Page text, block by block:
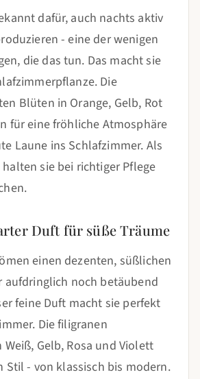
dafür, auch nachts aktiv
- eine der wenigen
die das tun. Das macht sie
Die
Blüten in Orange, Gelb, Rot
für eine fröhliche Atmosphäre
Laune ins Schlafzimmer. Als
sie bei richtiger Pflege
Duft für süße Träume
einen dezenten, süßlichen
aufdringlich noch betäubend
feine Duft macht sie perfekt
Die filigranen
Gelb, Rosa und Violett
Stil - von klassisch bis modern.